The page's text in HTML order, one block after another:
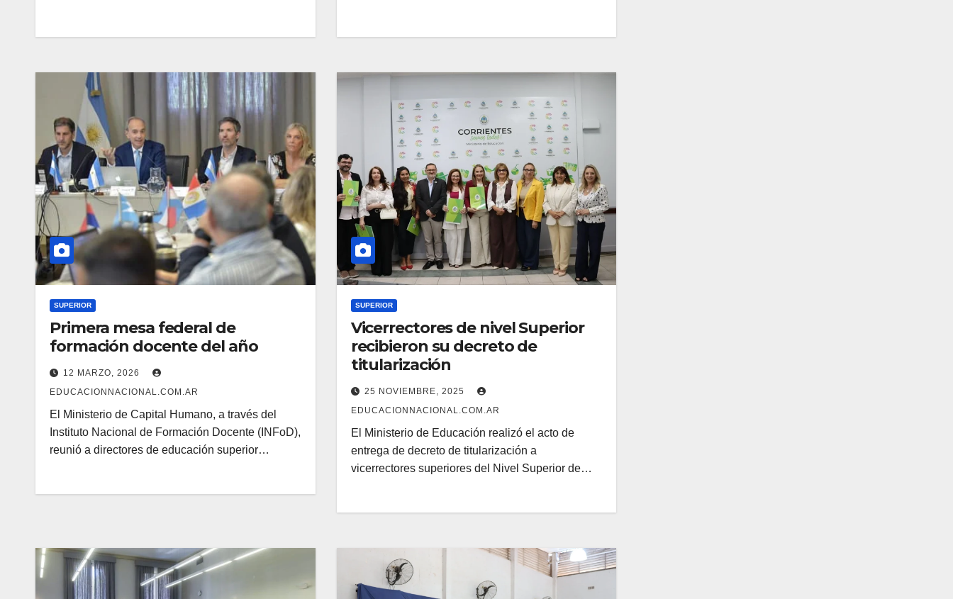
SUPERIOR
Primera mesa federal de
formación docente del año
12 MARZO, 2026
EDUCACIONNACIONAL.COM.AR
El Ministerio de Capital Humano, a través del
Instituto Nacional de Formación Docente (INFoD),
reunió a directores de educación superior…
SUPERIOR
Vicerrectores de nivel Superior
recibieron su decreto de
titularización
25 NOVIEMBRE, 2025
EDUCACIONNACIONAL.COM.AR
El Ministerio de Educación realizó el acto de
entrega de decreto de titularización a
vicerrectores superiores del Nivel Superior de…